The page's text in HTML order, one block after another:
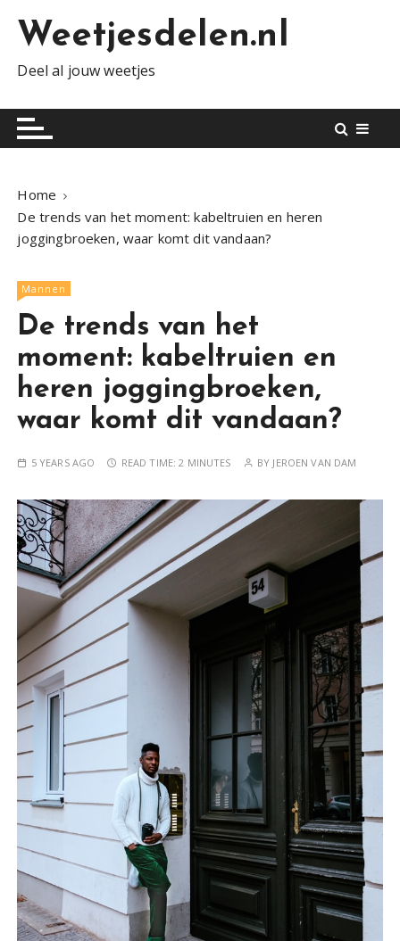
c
Weetjesdelen.nl
Deel al jouw weetjes
Home
De trends van het moment: kabeltruien en heren
joggingbroeken, waar komt dit vandaan?
Mannen
De trends van het
moment: kabeltruien en
heren joggingbroeken,
waar komt dit vandaan?
5 YEARS AGO READ TIME:2 MINUTES BY JEROEN VAN DAM